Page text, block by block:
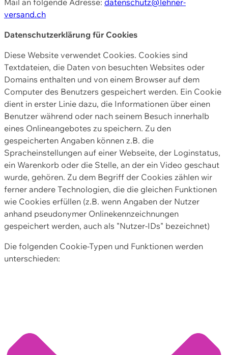
versand.ch
Datenschutzerklärung für Cookies
Diese Website verwendet Cookies. Cookies sind
Textdateien, die Daten von besuchten Websites oder
Domains enthalten und von einem Browser auf dem
Computer des Benutzers gespeichert werden. Ein Cookie
dient in erster Linie dazu, die Informationen über einen
Benutzer während oder nach seinem Besuch innerhalb
eines Onlineangebotes zu speichern. Zu den
gespeicherten Angaben können z.B. die
Spracheinstellungen auf einer Webseite, der Loginstatus,
ein Warenkorb oder die Stelle, an der ein Video geschaut
wurde, gehören. Zu dem Begriff der Cookies zählen wir
ferner andere Technologien, die die gleichen Funktionen
wie Cookies erfüllen (z.B. wenn Angaben der Nutzer
anhand pseudonymer Onlinekennzeichnungen
gespeichert werden, auch als "Nutzer-IDs" bezeichnet)
Die folgenden Cookie-Typen und Funktionen werden
unterschieden: